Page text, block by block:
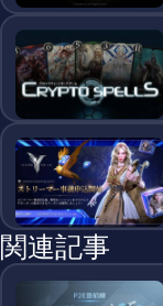
関連記事